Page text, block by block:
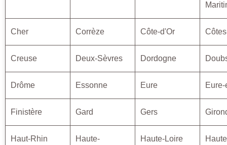
Cher Corrèze Côte-d'Or
Creuse Deux-Sèvres Dordogne
Drôme Essonne Eure
Finistère Gard Gers
Haut-Rhin
Haute-
Haute-Loire